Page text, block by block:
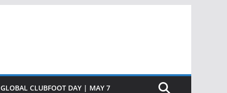
GLOBAL CLUBFOOT DAY | MAY 7